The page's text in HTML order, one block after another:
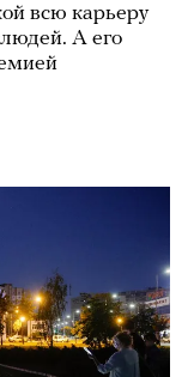
всю карьеру
А его